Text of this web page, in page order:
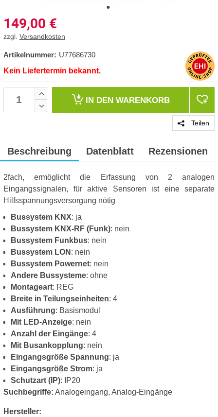
149,00 €
zzgl. Versandkosten
Artikelnummer: U77686730
Kein Liefertermin bekannt.
IN DEN WARENKORB
Teilen
Beschreibung Datenblatt Rezensionen
2fach, ermöglicht die Erfassung von 2 analogen
Eingangssignalen, für aktive Sensoren ist eine separate
Hilfsspannungsversorgung nötig
Bussystem KNX: ja
Bussystem KNX-RF (Funk): nein
Bussystem Funkbus: nein
Bussystem LON : nein
Bussystem Powernet: nein
Andere Bussysteme: ohne
Montageart: REG
Breite in Teilungseinheiten: 4
Ausführung: Basismodul
Mit LED-Anzeige: nein
Anzahl der Eingänge: 4
Mit Busankopplung: nein
Eingangsgröße Spannung: ja
Eingangsgröße Strom: ja
Schutzart (IP): IP20
Suchbegriffe: Analogeingang, Analog-Eingänge
Hersteller: